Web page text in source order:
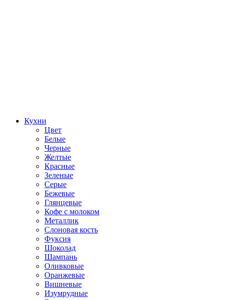
Кухни
Цвет
Белые
Черные
Желтые
Красные
Зеленые
Серые
Бежевые
Глянцевые
Кофе с молоком
Металлик
Слоновая кость
Фуксия
Шоколад
Шампань
Оливковые
Оранжевые
Вишневые
Изумрудные